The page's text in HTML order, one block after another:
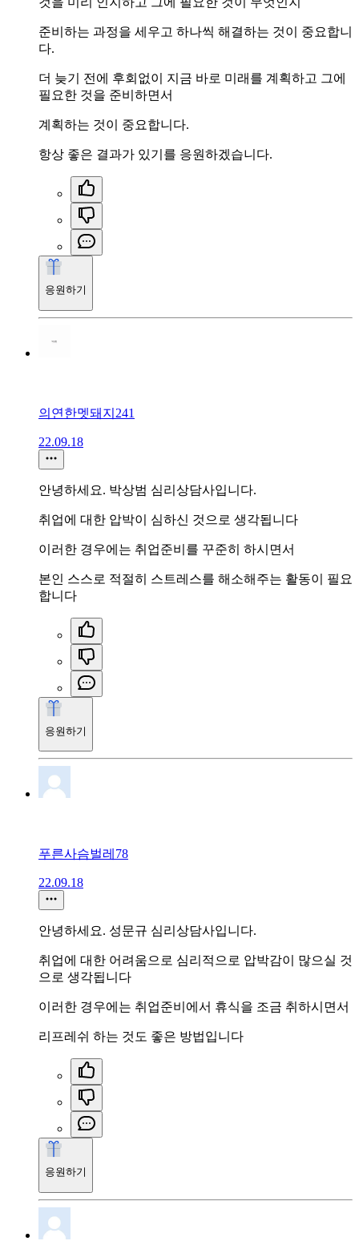
준비하는 과정을 세우고 하나씩 해결하는 것이 중요합니
다.
더 늦기 전에 후회없이 지금 바로 미래를 계획하고 그에
필요한 것을 준비하면서
계획하는 것이 중요합니다.
항상 좋은 결과가 있기를 응원하겠습니다.
응원하기
의연한멧돼지241
22.09.18
안녕하세요. 박상범 심리상담사입니다.
취업에 대한 압박이 심하신 것으로 생각됩니다
이러한 경우에는 취업준비를 꾸준히 하시면서
본인 스스로 적절히 스트레스를 해소해주는 활동이 필요
합니다
응원하기
푸른사슴벌레78
22.09.18
안녕하세요. 성문규 심리상담사입니다.
취업에 대한 어려움으로 심리적으로 압박감이 많으실 것
으로 생각됩니다
이러한 경우에는 취업준비에서 휴식을 조금 취하시면서
리프레쉬 하는 것도 좋은 방법입니다
응원하기